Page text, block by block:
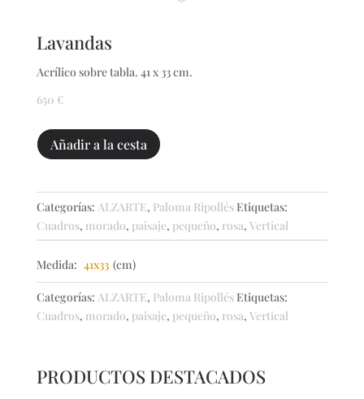
Lavandas
Acrílico sobre tabla. 41 x 33 cm.
650 €
Lavandas
cantidad
Añadir a la cesta
Categorías: ALZARTE, Paloma Ripollés Etiquetas:
Cuadros, morado, paisaje, pequeño, rosa, Vertical
Medida: 41x33 (cm)
Categorías: ALZARTE, Paloma Ripollés Etiquetas:
Cuadros, morado, paisaje, pequeño, rosa, Vertical
PRODUCTOS DESTACADOS